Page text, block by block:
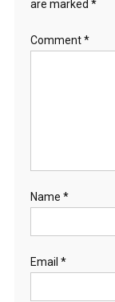
are marked *
Comment*
Name *
Email *